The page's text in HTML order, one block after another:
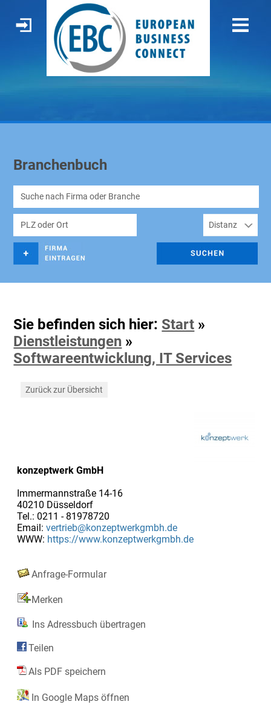
Branchenbuch
Sie befinden sich hier: Start »
Dienstleistungen »
Softwareentwicklung, IT Services
Zurück zur Übersicht
konzeptwerk GmbH
Immermannstraße 14-16
40210 Düsseldorf
Tel.: 0211 - 81978720
Email: vertrieb@konzeptwerkgmbh.de
WWW: https://www.konzeptwerkgmbh.de
Anfrage-Formular
Merken
Ins Adressbuch übertragen
Teilen
Als PDF speichern
In Google Maps öffnen